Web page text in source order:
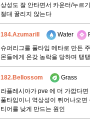
상성도 잘 안타면서 카운터/누르
절대 꿀리지 않는다
184.Azumarill Water
슈퍼리그를 풀타입 메타로 만든
몬들에게 온갖 농락을 당하며 탱
182.Bellossom
Grass
라플레시아가 pve 에 더 가깝다
풀타입이니 역상성이 튀어나오
티어를 낮게 만드는 원인